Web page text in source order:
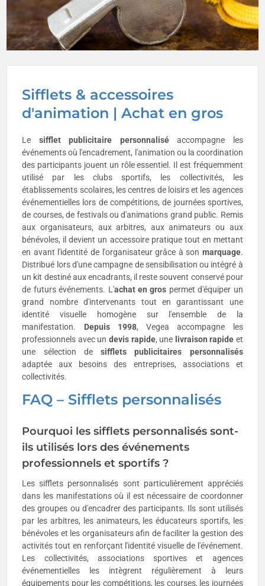
Sifflets & accessoires
d'animation | Achat en gros
Le sifflet publicitaire personnaliséaccompagne les
événements où l'encadrement, l'animation ou la coordination
des participants jouent un rôle essentiel. Il est fréquemment
utilisé par les clubs sportifs, les collectivités, les
établissements scolaires, les centres de loisirs et les agences
événementielles lors de compétitions, de journées sportives,
de courses, de festivals ou d'animations grand public. Remis
aux organisateurs, aux arbitres, aux animateurs ou aux
bénévoles, il devient un accessoire pratique tout en mettant
en avant l'identité de l'organisateur grâce à son marquage.
Distribué lors d'une campagne de sensibilisation ou intégré à
un kit destiné aux encadrants, il reste souvent conservé pour
de futurs événements. L'achat en gros permet d'équiper un
grand nombre d'intervenants tout en garantissant une
identité visuelle homogène sur l'ensemble de la
manifestation. Depuis 1998, Vegea accompagne les
professionnels avec un devis rapide, une livraison rapide et
une sélection desifflets publicitaires personnalisés
adaptée aux besoins des entreprises, associations et
collectivités.
FAQ – Sifflets personnalisés
Pourquoi les sifflets personnalisés sont-
ils utilisés lors des événements
professionnels et sportifs ?
Les sifflets personnalisés sont particulièrement appréciés
dans les manifestations où il est nécessaire de coordonner
des groupes ou d'encadrer des participants. Ils sont utilisés
par les arbitres, les animateurs, les éducateurs sportifs, les
bénévoles et les organisateurs afin de faciliter la gestion des
activités tout en renforçant l'identité visuelle de l'événement.
Les collectivités, associations sportives et agences
événementielles les intègrent régulièrement à leurs
équipements pour les compétitions, les courses, les journées